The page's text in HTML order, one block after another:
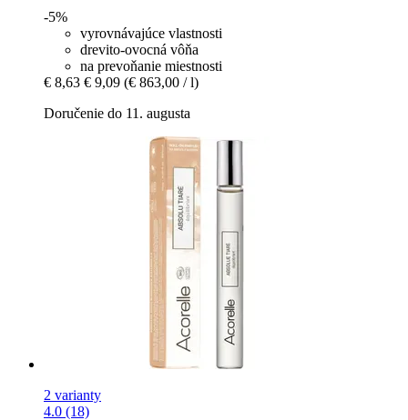
-5%
vyrovnávajúce vlastnosti
drevito-ovocná vôňa
na prevoňanie miestnosti
€ 8,63 € 9,09 (€ 863,00 / l)
Doručenie do 11. augusta
2 varianty
4.0 (18)